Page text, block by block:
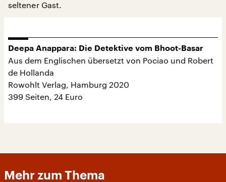
seltener Gast.
Deepa Anappara: Die Detektive vom Bhoot-Basar
Aus dem Englischen übersetzt von Pociao und Robert
de Hollanda
Rowohlt Verlag, Hamburg 2020
399 Seiten, 24 Euro
Mehr zum Thema